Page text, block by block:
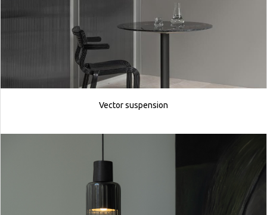
Vector suspension